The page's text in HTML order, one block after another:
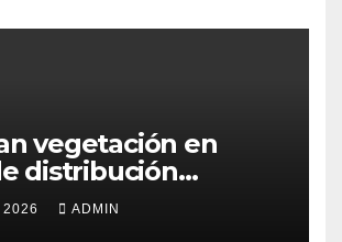
vegetación en
distribución
2026 ADMIN